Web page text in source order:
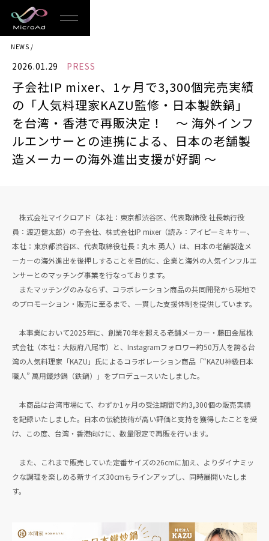
MicroAd
-
Redesigning
the
Future
Life
NEWS
2026.01.29 PRESS
子会社IP mixer、1ヶ月で3,300個完売実績
の「人気料理家KAZU監修・日本製鉄鍋」
を台湾・香港で再販決定！ ～ 海外インフ
ルエンサーとの連携による、日本の老舗製
造メーカーの海外進出支援が好調 ～
株式会社マイクロアド（本社：東京都渋谷区、代表取締役 社長執行役
員：渡辺健太郎）の子会社、株式会社IP mixer（読み：アイピーミキサー、
本社：東京都渋谷区、代表取締役社長：丸木 勇人）は、日本の老舗製造メ
ーカーの海外進出を後押しすることを目的に、企業と海外の人気インフルエ
ンサーとのマッチング事業を行なっております。
またマッチングのみならず、コラボレーション商品の共同開発から現地で
のプロモーション・販売に至るまで、一貫した支援体制を提供しています。
本事業において2025年に、創業70年を超える老舗メーカー・藤田金属株
式会社（本社：大阪府八尾市）と、Instagramフォロワー約50万人を誇る台
湾の人気料理家「KAZU」氏によるコラボレーション商品「“KAZU神級日本
職人” 萬用鐵炒鍋（鉄鍋）」をプロデュースいたしました。
本商品は台湾市場にて、わずか1ヶ月の受注期間で約3,300個の販売実績
を記録いたしました。日本の伝統技術が高い評価と支持を獲得したことを受
け、この度、台湾・香港向けに、数量限定で再販を行います。
また、これまで販売していた定番サイズの26cmに加え、よりダイナミッ
クな調理を楽しめる新サイズ30cmもラインアップし、同時展開いたしま
す。